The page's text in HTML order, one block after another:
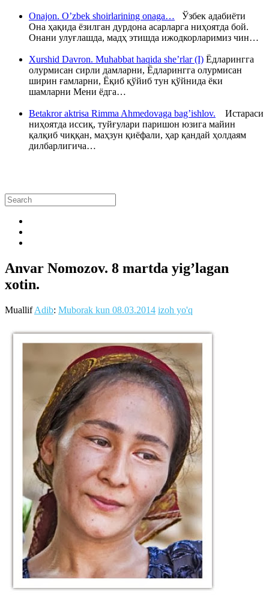
Onajon. O’zbek shoirlarining onaga… Ўзбек адабиёти
Она ҳақида ёзилган дурдона асарларга ниҳоятда бой.
Онани улуғлашда, мадҳ этишда ижодкорларимиз чин…
Xurshid Davron. Muhabbat haqida she’rlar (I) Ёдларингга
олурмисан сирли дамларни, Ёдларингга олурмисан
ширин ғамларни, Ёқиб қўйиб тун қўйнида ёки
шамларни Мени ёдга…
Betakror aktrisa Rimma Ahmedovaga bag’ishlov. Истараси
ниҳоятда иссиқ, туйғулари паришон юзига майин
қалқиб чиққан, маҳзун қиёфали, ҳар қандай ҳолдаям
дилбарлигича…
Anvar Nomozov. 8 martda yig’lagan
xotin.
MuallifAdib: Muborak kun 08.03.2014 izoh yo'q